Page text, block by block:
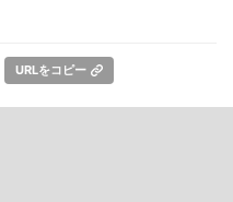
URLをコピー